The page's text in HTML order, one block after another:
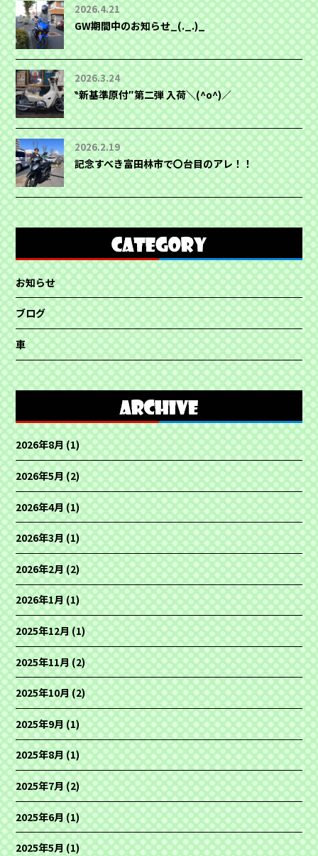
2026.4.21
GW期間中のお知らせ_(._.)_
2026.3.24
‶新基準原付″第二弾 入荷＼(^o^)／
2026.2.19
記念すべき富田林市で〇台目のアレ！！
お知らせ
ブログ
車
2026年8月(1)
2026年5月(2)
2026年4月(1)
2026年3月(1)
2026年2月(2)
2026年1月(1)
2025年12月(1)
2025年11月(2)
2025年10月(2)
2025年9月(1)
2025年8月(1)
2025年7月(2)
2025年6月(1)
2025年5月(1)